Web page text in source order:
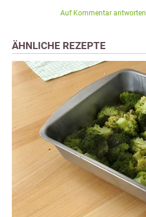
Auf Kommentar antworten
ÄHNLICHE REZEPTE